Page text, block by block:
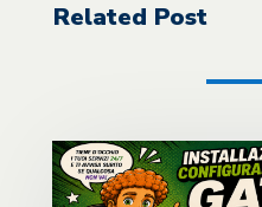
Related Post